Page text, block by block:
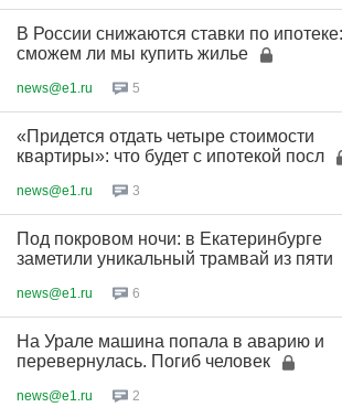
В России снижаются ставки по ипотеке:
сможем ли мы купить жилье
news@e1.ru 5
«Придется отдать четыре стоимости
квартиры»: что будет с ипотекой посл
news@e1.ru 3
Под покровом ночи: в Екатеринбурге
заметили уникальный трамвай из пяти
news@e1.ru 6
На Урале машина попала в аварию и
перевернулась. Погиб человек
news@e1.ru 2